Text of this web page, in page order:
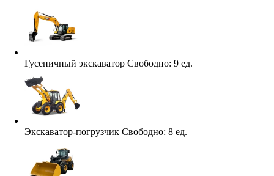
Гусеничный экскаватор Свободно: 9 ед.
Экскаватор-погрузчик Свободно: 8 ед.